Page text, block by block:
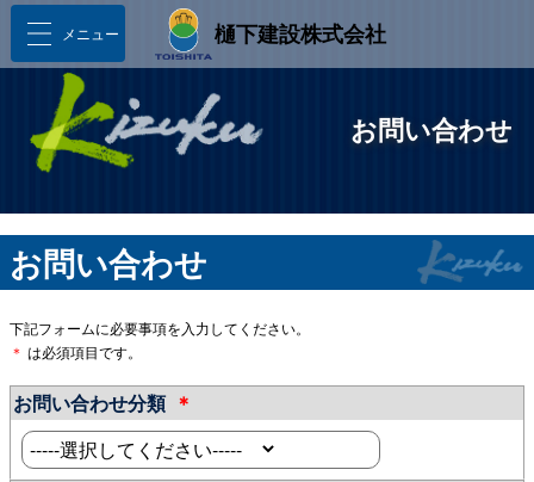
お問い合わせ
メニュー 樋󠄀下建設株式会社
お問い合わせ
下記フォームに必要事項を入力してください。
＊ は必須項目です。
お問い合わせ分類 ＊